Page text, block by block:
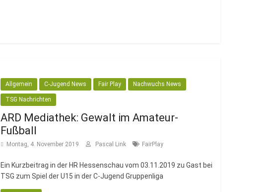
Allgemein C-Jugend News Fair Play Nachwuchs News
TSG Nachrichten
ARD Mediathek: Gewalt im Amateur-
Fußball
Montag, 4. November 2019 Pascal Link FairPlay
Ein Kurzbeitrag in der HR Hessenschau vom 03.11.2019 zu Gast bei
TSG zum Spiel der U15 in der C-Jugend Gruppenliga